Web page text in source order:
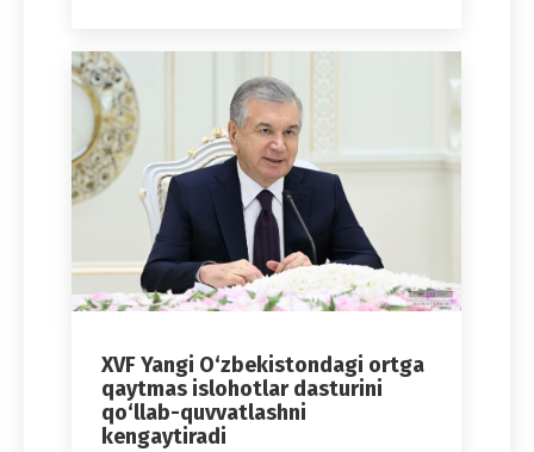
XVF Yangi O‘zbekistondagi ortga
qaytmas islohotlar dasturini
qo‘llab-quvvatlashni
kengaytiradi